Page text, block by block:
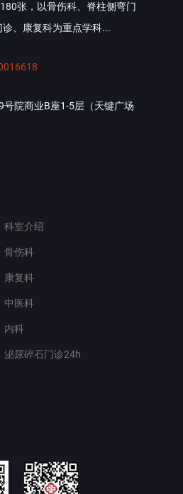
张，以骨伤科、脊柱侧弯门
、康复科为重点学科...
院商业B座1-5层（天键广场
科室介绍
骨伤科
康复科
中医科
内科
泌尿碎石门诊24h